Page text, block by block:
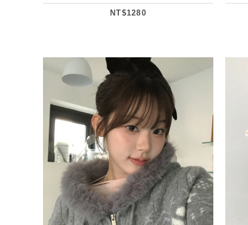
NT$1280